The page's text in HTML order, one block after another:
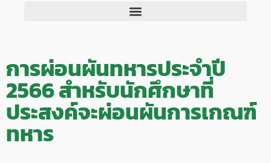
การผ่อนผันทหารประจำปี
2566 สำหรับนักศึกษาที่
ประสงค์จะผ่อนผันการเกณฑ์
ทหาร